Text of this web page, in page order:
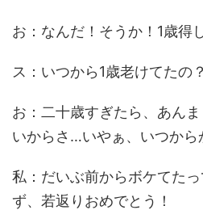
お：なんだ！そうか！1歳得
ス：いつから1歳老けてたの？
お：二十歳すぎたら、あん
いからさ…いやぁ、いつか
私：だいぶ前からボケてた
ず、若返りおめでとう！